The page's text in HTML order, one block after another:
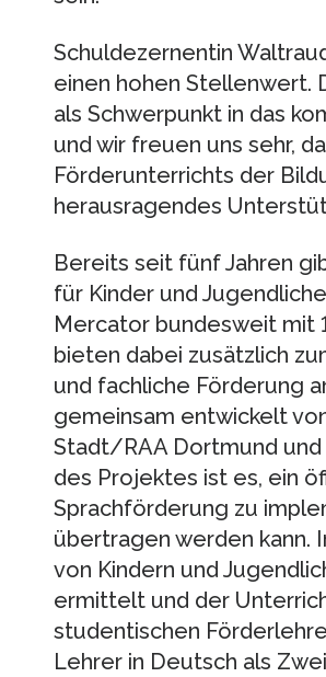
Schuldezernentin
einen hohen Stellenwert.
als Schwerpunkt in das
und wir freuen uns sehr,
Förderunterrichts der
herausragendes
Bereits seit fünf Jahren
für Kinder und
Mercator bundesweit mit
bieten dabei zusätzlich
und fachliche Förderung
gemeinsam entwickelt
Stadt/RAA Dortmund und
des Projektes ist es, ein
Sprachförderung zu
übertragen werden kann.
von Kindern und
ermittelt und der
studentischen
Lehrer in Deutsch als